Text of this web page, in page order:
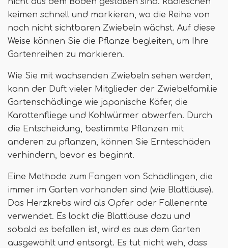
keimen schnell und markieren, wo die Reihe von
noch nicht sichtbaren Zwiebeln wächst. Auf diese
Weise können Sie die Pflanze begleiten, um Ihre
Gartenreihen zu markieren.
Wie Sie mit wachsenden Zwiebeln sehen werden,
kann der Duft vieler Mitglieder der Zwiebelfamilie
Gartenschädlinge wie japanische Käfer, die
Karottenfliege und Kohlwürmer abwerfen. Durch
die Entscheidung, bestimmte Pflanzen mit
anderen zu pflanzen, können Sie Ernteschäden
verhindern, bevor es beginnt.
Eine Methode zum Fangen von Schädlingen, die
immer im Garten vorhanden sind (wie Blattläuse).
Das Herzkrebs wird als Opfer oder Fallenernte
verwendet. Es lockt die Blattläuse dazu und
sobald es befallen ist, wird es aus dem Garten
ausgewählt und entsorgt. Es tut nicht weh, dass